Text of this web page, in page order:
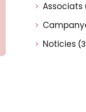
Associats
Noticies